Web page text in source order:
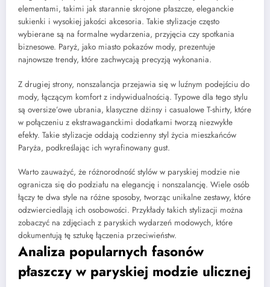
elementami, takimi jak starannie skrojone płaszcze, eleganckie
sukienki i wysokiej jakości akcesoria. Takie stylizacje często
wybierane są na formalne wydarzenia, przyjęcia czy spotkania
biznesowe. Paryż, jako miasto pokazów mody, prezentuje
najnowsze trendy, które zachwycają precyzją wykonania.
Z drugiej strony, nonszalancja przejawia się w luźnym podejściu do
mody, łączącym komfort z indywidualnością. Typowe dla tego stylu
są oversize’owe ubrania, klasyczne dżinsy i casualowe T-shirty, które
w połączeniu z ekstrawaganckimi dodatkami tworzą niezwykłe
efekty. Takie stylizacje oddają codzienny styl życia mieszkańców
Paryża, podkreślając ich wyrafinowany gust.
Warto zauważyć, że różnorodność stylów w paryskiej modzie nie
ogranicza się do podziału na elegancję i nonszalancję. Wiele osób
łączy te dwa style na różne sposoby, tworząc unikalne zestawy, które
odzwierciedlają ich osobowości. Przykłady takich stylizacji można
zobaczyć na zdjęciach z paryskich wydarzeń modowych, które
dokumentują tę sztukę łączenia przeciwieństw.
Analiza popularnych fasonów
płaszczy w paryskiej modzie ulicznej